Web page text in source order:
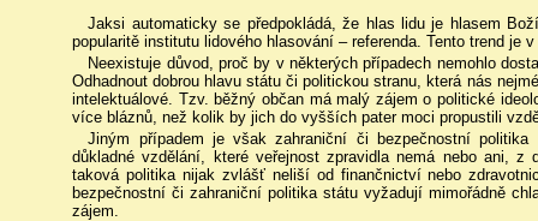
Jaksi automaticky se předpokládá, že hlas lidu je hlasem
popularitě institutu lidového hlasování – referenda. Tento trend je
Neexistuje důvod, proč by v některých případech nemohlo
Odhadnout dobrou hlavu státu či politickou stranu, která nás
intelektuálové. Tzv. běžný občan má malý zájem o politické
více bláznů, než kolik by jich do vyšších pater moci propustili
Jiným případem je však zahraniční či bezpečnostní
důkladné vzdělání, které veřejnost zpravidla nemá nebo ani,
taková politika nijak zvlášť neliší od finančnictví nebo
bezpečnostní či zahraniční politika státu vyžadují mimořádně
zájem.